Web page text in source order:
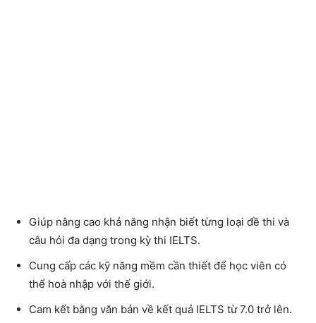
Giúp nâng cao khả năng nhận biết từng loại đề thi và
câu hỏi đa dạng trong kỳ thi IELTS.
Cung cấp các kỹ năng mềm cần thiết để học viên có
thể hoà nhập với thế giới.
Cam kết bằng văn bản về kết quả IELTS từ 7.0 trở lên.